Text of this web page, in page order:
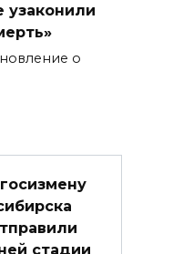
узаконили
о
стадии